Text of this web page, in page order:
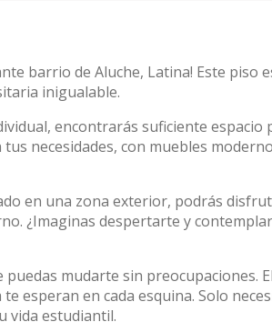
barrio de Aluche, Latina! Este piso
inigualable.
encontrarás suficiente espacio
necesidades, con muebles
en una zona exterior, podrás
¿Imaginas despertarte y
mudarte sin preocupaciones.
esperan en cada esquina. Solo
vida estudiantil.